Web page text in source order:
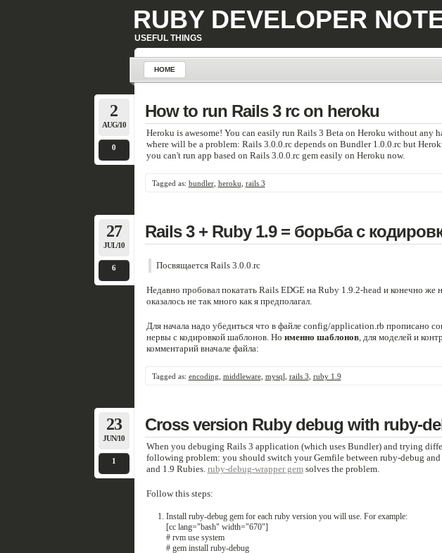
RUBY DEVELOPER
USEFUL THINGS
HOME
2
AUG/10
0
How to run Rails 3 rc on heroku
Heroku is awesome! You can easily run Rails 3 Beta on Heroku without any
where will be a problem: Rails 3.0.0.rc depends on Bundler 1.0.0.rc but
you can't run app based on Rails 3.0.0.rc gem easily on Heroku now.
Tagged as: bundler, heroku rails 3
27
JUL/10
6
Rails 3 + Ruby 1.9 = борьба с
Посвящается Rails 3.0.0.rc
Недавно пробовал покатать Rails EDGE на Ruby 1.9.2-head и конечно же
оказалось не так много как я предполагал.
Для начала надо убедиться что в файле config/application.rb прописано
нервы с кодировкой шаблонов. Но именно шаблонов, для моделей и
комментарий вначале файла:
Tagged as: encoding middleware, mysql rails 3 ruby 1.9
23
JUN/10
1
Cross version Ruby debug with ruby-
When you debuging Rails 3 application (which uses Bundler) and trying
following problem: you should switch your Gemfile between ruby-debug
and 1.9 Rubies. ruby-debug-wrapper gemsolves the problem.
Follow this steps:
Install ruby-debug gem for each ruby version you will use. For example:
[cc lang="bash" width="670"]
# rvm use system
# gem install ruby-debug